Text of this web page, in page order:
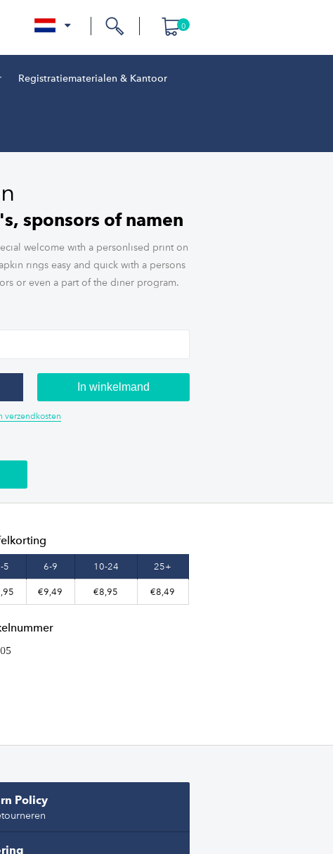
0
Registratiematerialen & Kantoor
sponsors of namen
welcome with a personlised print on
rings easy and quick with a persons
or even a part of the diner program.
In winkelmand
verzendkosten
5 6-9 10-24 25+
€9,49 €8,95 €8,49
Policy